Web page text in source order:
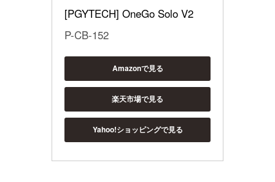
[PGYTECH] OneGo Solo V2
P-CB-152
Amazonで見る
楽天市場で見る
Yahoo!ショッピングで見る